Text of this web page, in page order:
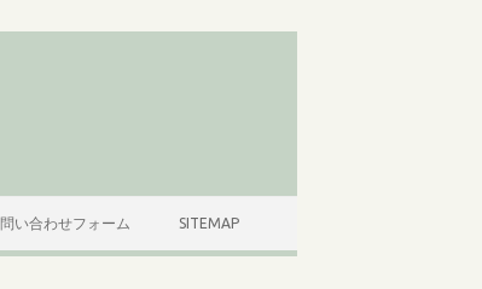
問い合わせフォーム SITEMAP